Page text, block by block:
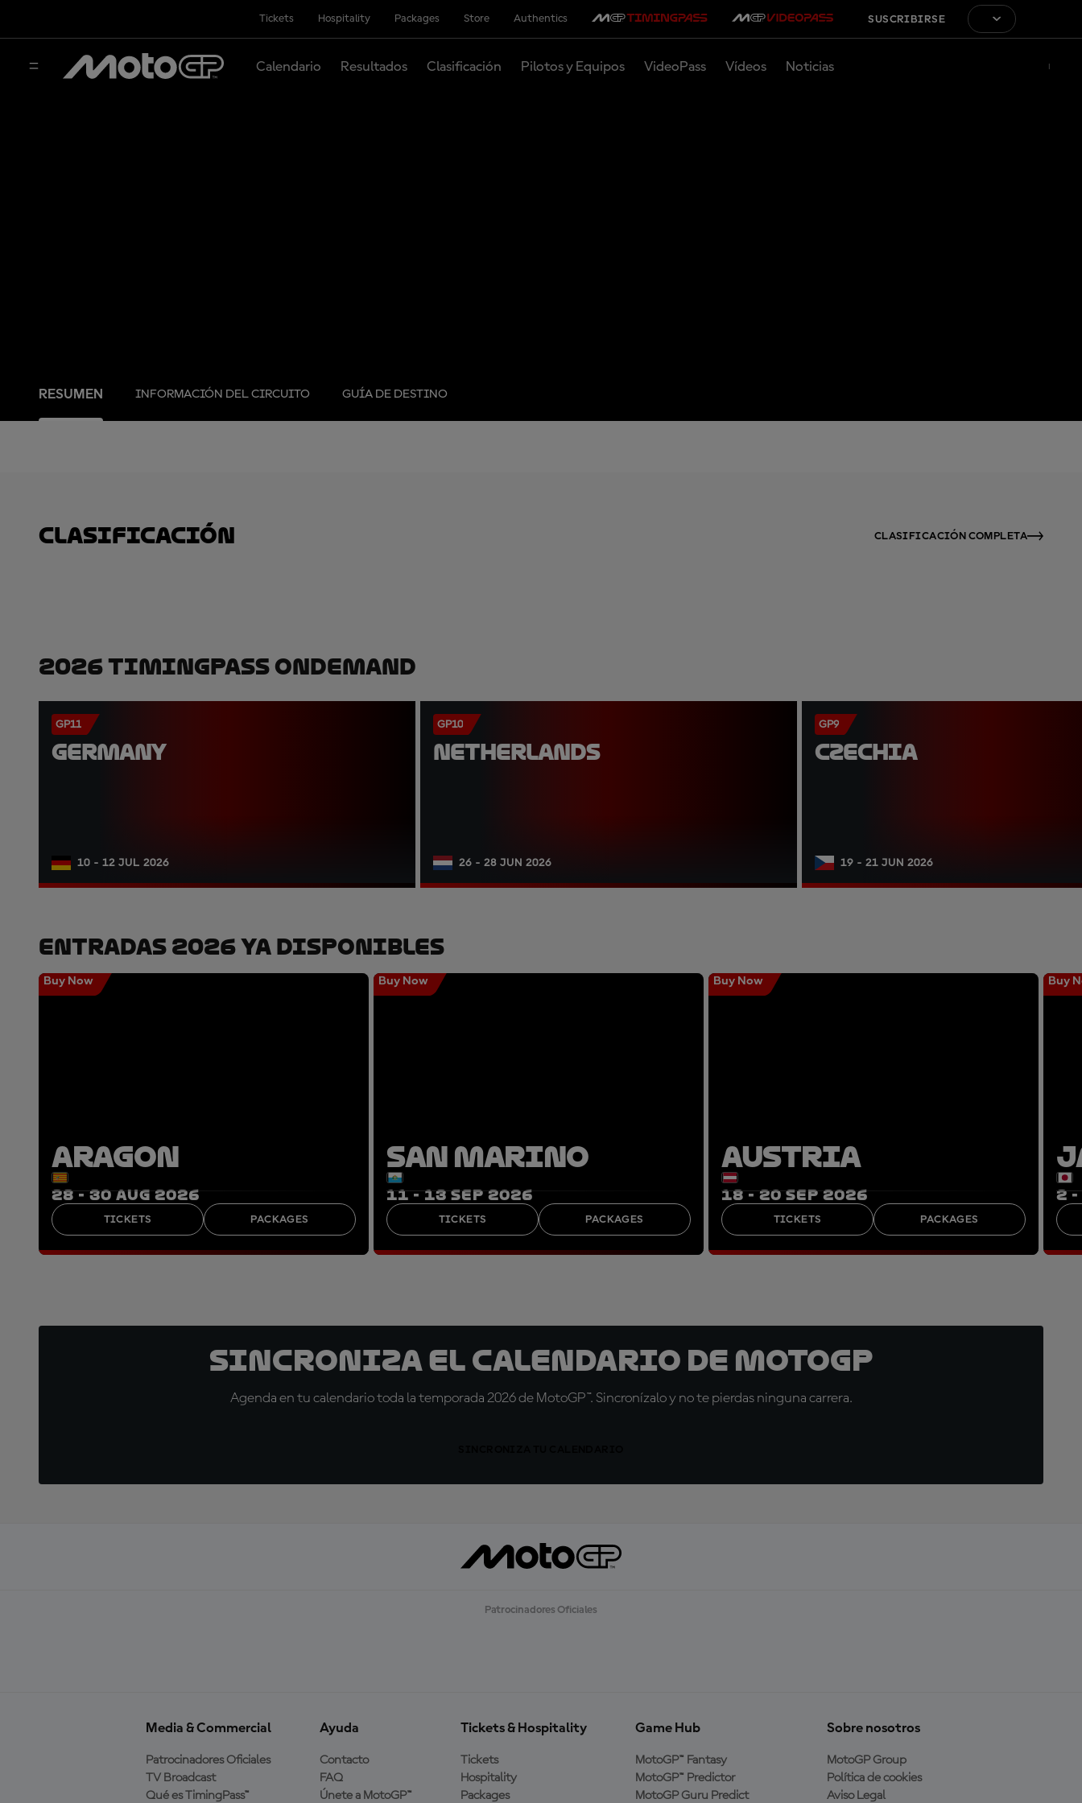
Tickets Hospitality Packages Store Authentics SUSCRIBIRSE
Calendario Resultados Clasificación Pilotos y Equipos VideoPass Vídeos Noticias
RESUMEN INFORMACIÓN DEL CIRCUITO GUÍA DE DESTINO
clasificación CLASIFICACIÓN COMPLETA
2026 TimingPass OnDemand
GP11
GERMANY
10 - 12 JUL 2026
GP10
NETHERLANDS
26 - 28 JUN 2026
GP9
CZECHIA
19 - 21 JUN 2026
Entradas 2026 Ya Disponibles
Buy Now
ARAGON
28 - 30 AUG 2026
TICKETS PACKAGES
Buy Now
SAN MARINO
11 - 13 SEP 2026
TICKETS PACKAGES
Buy Now
AUSTRIA
18 - 20 SEP 2026
TICKETS PACKAGES
Buy
2 -
Sincroniza el calendario de MotoGP
Agenda en tu calendario toda la temporada 2026 de MotoGP™. Sincronízalo y no te pierdas ninguna carrera.
Patrocinadores Oficiales
Media & Commercial
Patrocinadores Oficiales
TV Broadcast
Qué es TimingPass™
Ayuda
Contacto
FAQ
Únete a MotoGP™
Tickets & Hospitality
Tickets
Hospitality
Packages
Game Hub
MotoGP™ Fantasy
MotoGP™ Predictor
MotoGP Guru Predict
Sobre nosotros
MotoGP Group
Política de cookies
Aviso Legal